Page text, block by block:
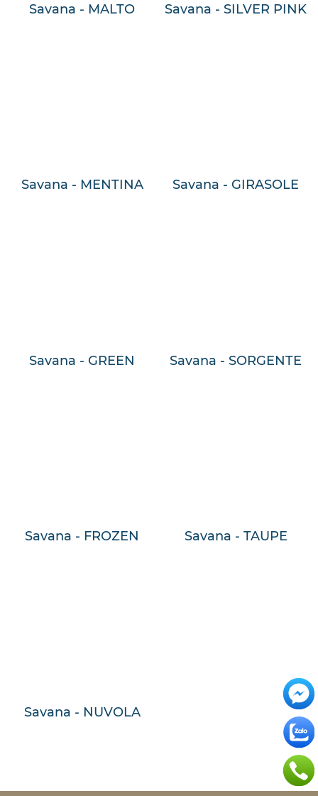
Savana - MALTO Savana - SILVER PINK
Savana - MENTINA Savana - GIRASOLE
Savana - GREEN Savana - SORGENTE
Savana - FROZEN Savana - TAUPE
Savana - NUVOLA